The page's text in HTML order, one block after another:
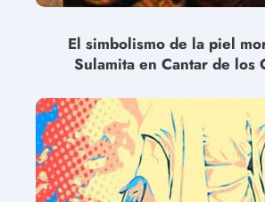
El simbolismo de la piel
Sulamita en Cantar de los